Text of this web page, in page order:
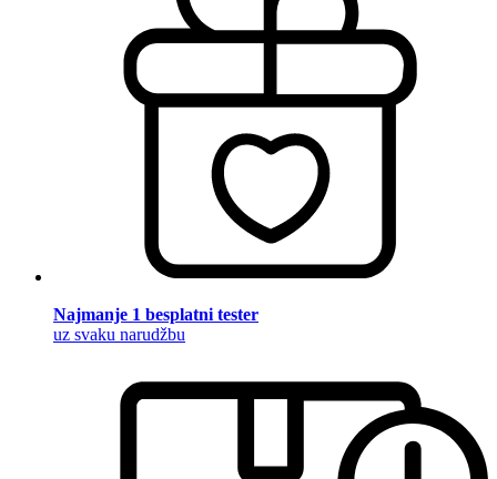
Najmanje 1 besplatni tester
uz svaku narudžbu